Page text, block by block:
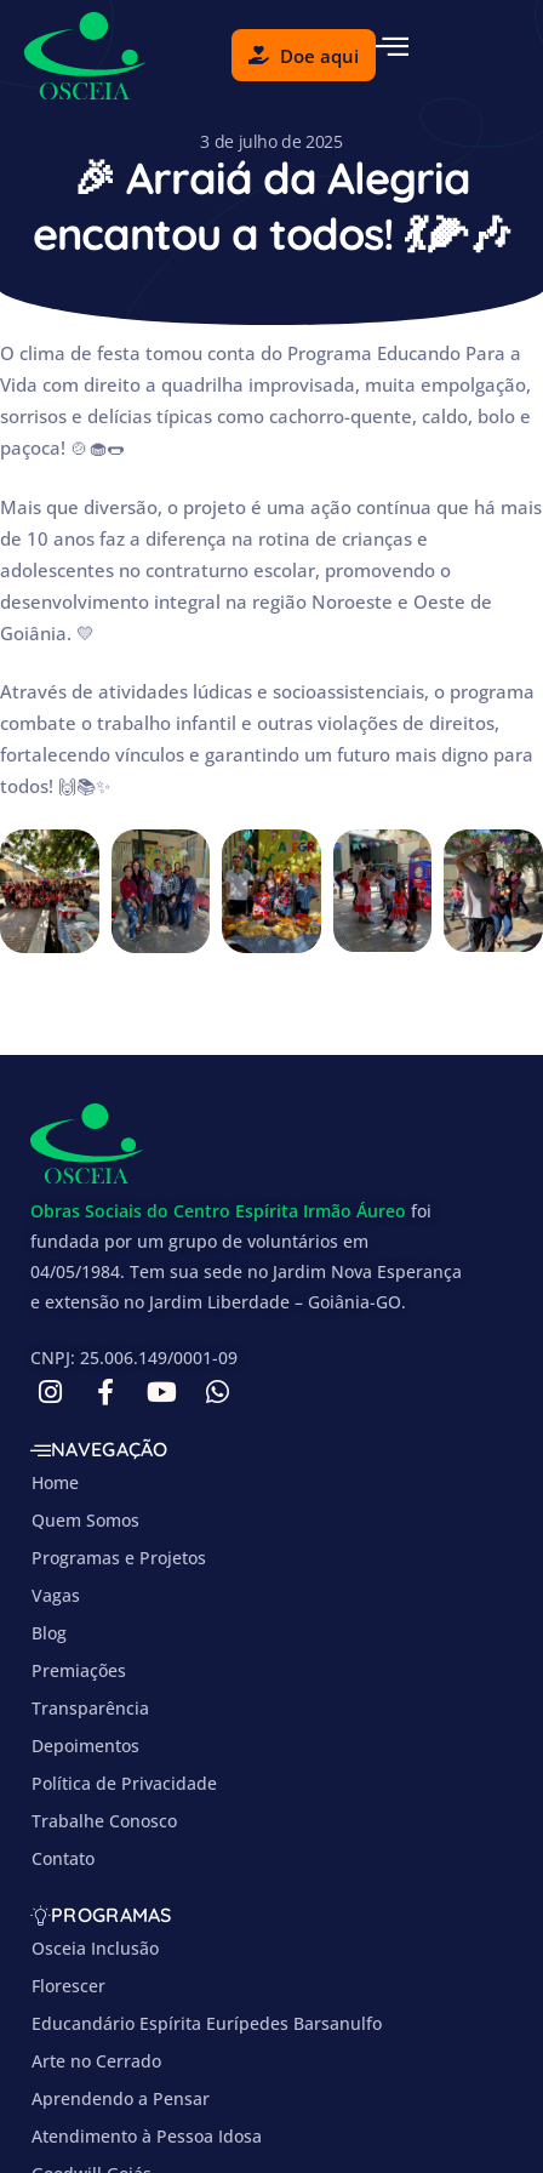
Doe aqui
3 de julho de 2025
🎉 Arraiá da Alegria
encantou a todos! 💃🌽🎶
O clima de festa tomou conta do Programa Educando Para a
Vida com direito a quadrilha improvisada, muita empolgação,
sorrisos e delícias típicas como cachorro-quente, caldo, bolo e
paçoca! 🍲🧁🌭
Mais que diversão, o projeto é uma ação contínua que há mais
de 10 anos faz a diferença na rotina de crianças e
adolescentes no contraturno escolar, promovendo o
desenvolvimento integral na região Noroeste e Oeste de
Goiânia. 💛
Através de atividades lúdicas e socioassistenciais, o programa
combate o trabalho infantil e outras violações de direitos,
fortalecendo vínculos e garantindo um futuro mais digno para
todos! 🙌📚✨
Obras Sociais do Centro Espírita Irmão Áureo foi
fundada por um grupo de voluntários em
04/05/1984. Tem sua sede no Jardim Nova Esperança
e extensão no Jardim Liberdade – Goiânia-GO.
CNPJ: 25.006.149/0001-09
NAVEGAÇÃO
Home
Quem Somos
Programas e Projetos
Vagas
Blog
Premiações
Transparência
Depoimentos
Política de Privacidade
Trabalhe Conosco
Contato
PROGRAMAS
Osceia Inclusão
Florescer
Educandário Espírita Eurípedes Barsanulfo
Arte no Cerrado
Aprendendo a Pensar
Atendimento à Pessoa Idosa